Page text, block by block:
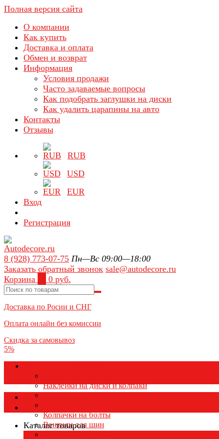
Полная версия сайта
О компании
Как купить
Доставка и оплата
Обмен и возврат
Информация
Условия продажи
Часто задаваемые вопросы
Как подобрать заглушки на диски
Как удалить царапины на авто
Контакты
Отзывы
RUB
USD
EUR
Вход
Регистрация
8 (928) 773-07-75 Пн—Вс 09:00—18:00
Заказать обратный звонок sale@autodecore.ru
Корзина
0 руб.
Доставка по Росии и СНГ
Оплата онлайн без комиссии
Скидка за самовывоз
5%
Наклейки на диски и колпаки
Колпаки на колеса
Колпачки на болты
Вентили для шин
Каталог товаров
Каталог товаров